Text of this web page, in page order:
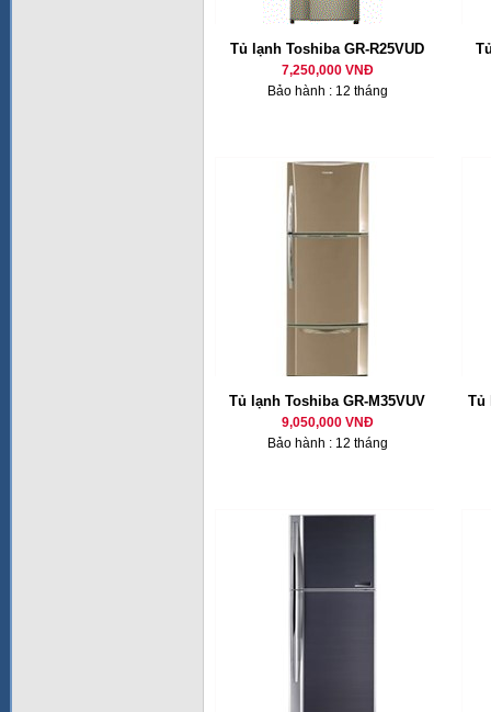
Tủ lạnh Toshiba GR-R25VUD
7,250,000 VNĐ
Bảo hành : 12 tháng
Tủ lạnh Toshiba GR-M35VUV
9,050,000 VNĐ
Bảo hành : 12 tháng
Tủ